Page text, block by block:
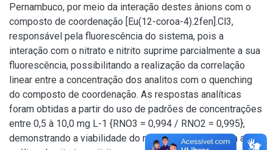
Pernambuco, por meio da interação destes ânions com o
composto de coordenação [Eu(12-coroa-4).2fen].Cl3,
responsável pela fluorescência do sistema, pois a
interação com o nitrato e nitrito suprime parcialmente a sua
fluorescência, possibilitando a realização da correlação
linear entre a concentração dos analitos com o quenching
do composto de coordenação. As respostas analíticas
foram obtidas a partir do uso de padrões de concentrações
entre 0,5 à 10,0 mg L-1 {RNO3 = 0,994 / RNO2 = 0,995},
demonstrando a viabilidade do método proposto para a